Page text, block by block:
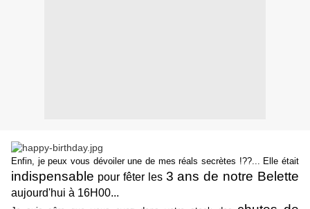
Enfin, je peux vous dévoiler une de mes réals secrètes !??... Elle était
indispensable pour fêter les 3 ans de notre Belette
aujourd'hui à 16H00...